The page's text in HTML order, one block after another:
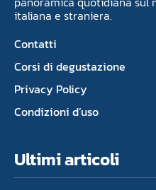
italiana e straniera.
Contatti
Corsi di degustazione
Privacy Policy
Condizioni d’uso
Ultimi articoli